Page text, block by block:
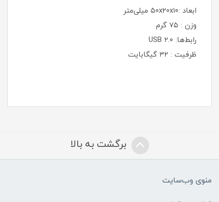
ابعاد :۵۰x۲۰x۱۰ میلی‌متر
وزن : ۷۵ گرم
رابط‌ها: USB ۲.۰
ظرفیت : ۳۲ گیگابایت
برگشت به بالا
منوی وب‌سایت